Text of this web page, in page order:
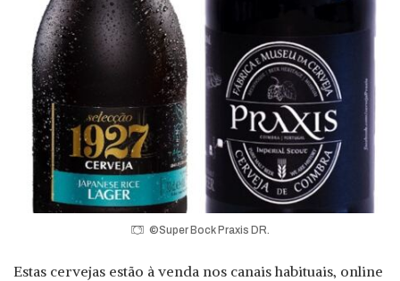
©Super Bock Praxis DR.
Estas cervejas estão à venda nos canais habituais, online